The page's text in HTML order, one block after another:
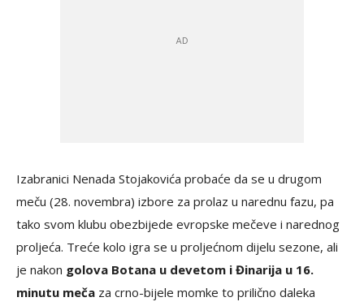
Izabranici Nenada Stojakovića probaće da se u drugom
meču (28. novembra) izbore za prolaz u narednu fazu, pa
tako svom klubu obezbijede evropske mečeve i narednog
proljeća. Treće kolo igra se u proljećnom dijelu sezone, ali
je nakon golova Botana u devetom i Đinarija u 16.
minutu meča za crno-bijele momke to prilično daleka